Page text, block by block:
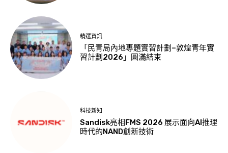
精選資訊
「民青局內地專題實習計劃–敦煌青年實
習計劃2026」圓滿結束
科技新知
Sandisk亮相FMS 2026 展示面向AI推理
時代的NAND創新技術